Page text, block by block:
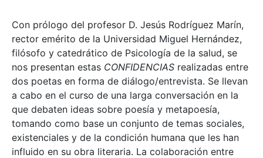
Con prólogo del profesor D. Jesús Rodríguez Marín,
rector emérito de la Universidad Miguel Hernández,
filósofo y catedrático de Psicología de la salud, se
nos presentan estas CONFIDENCIAS realizadas entre
dos poetas en forma de diálogo/entrevista. Se llevan
a cabo en el curso de una larga conversación en la
que debaten ideas sobre poesía y metapoesía,
tomando como base un conjunto de temas sociales,
existenciales y de la condición humana que les han
influido en su obra literaria. La colaboración entre